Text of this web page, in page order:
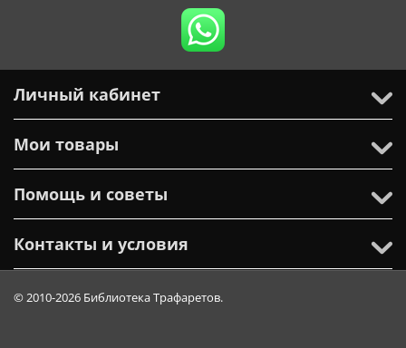
Личный кабинет
Мои товары
Помощь и советы
Контакты и условия
© 2010-2026 Библиотека Трафаретов.